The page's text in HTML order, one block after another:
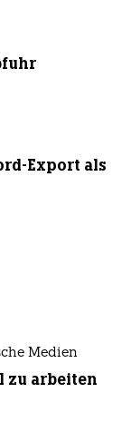
Export als
Medien
zu arbeiten